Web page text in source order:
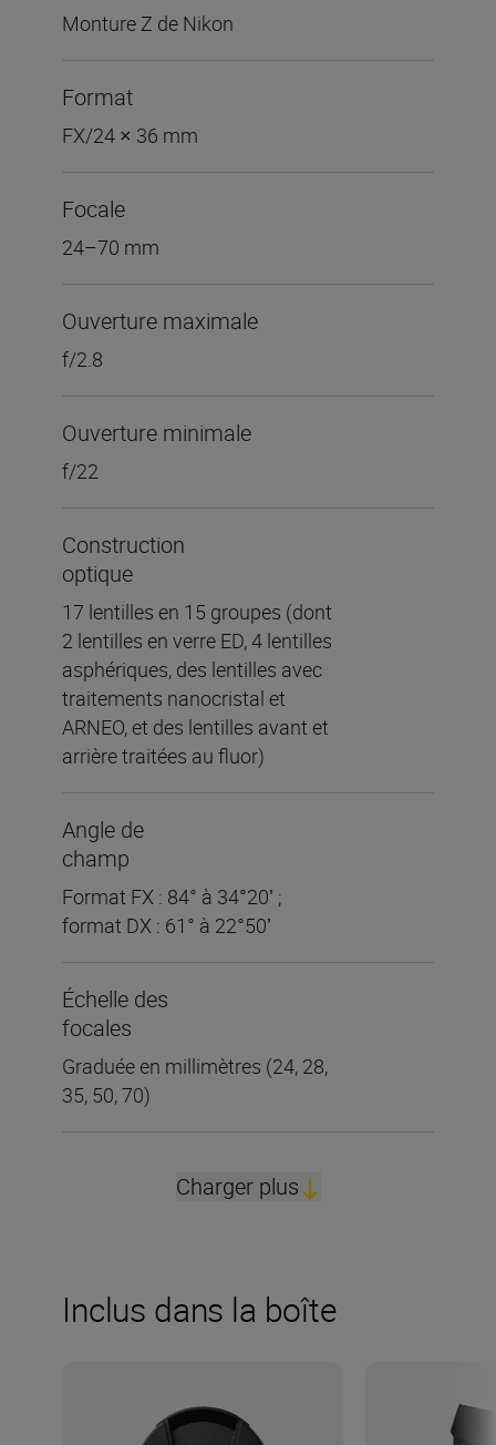
Monture Z de Nikon
Format
FX/24 × 36 mm
Focale
24–70 mm
Ouverture maximale
f/2.8
Ouverture minimale
f/22
Construction
optique
17 lentilles en 15 groupes (dont
2 lentilles en verre ED, 4 lentilles
asphériques, des lentilles avec
traitements nanocristal et
ARNEO, et des lentilles avant et
arrière traitées au fluor)
Angle de
champ
Format FX : 84° à 34°20ʼ ;
format DX : 61° à 22°50ʼ
Échelle des
focales
Graduée en millimètres (24, 28,
35, 50, 70)
Charger plus
Inclus dans la boîte